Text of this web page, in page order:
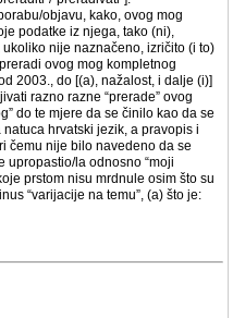
objavu, kako, ovog mog
podatke iz njega, tako (ni),
nije naznačeno, izričito (i to)
ovog mog kompletnog
2003., do [(a), nažalost, i dalje (i)]
razno razne “prerade” ovog
do te mjere da se činilo kao da se
hrvatski jezik, a pravopis i
čemu nije bilo navedeno da se
upropastio/la odnosno “moji
prstom nisu mrdnule osim što su
“varijacije na temu”, (a) što je: